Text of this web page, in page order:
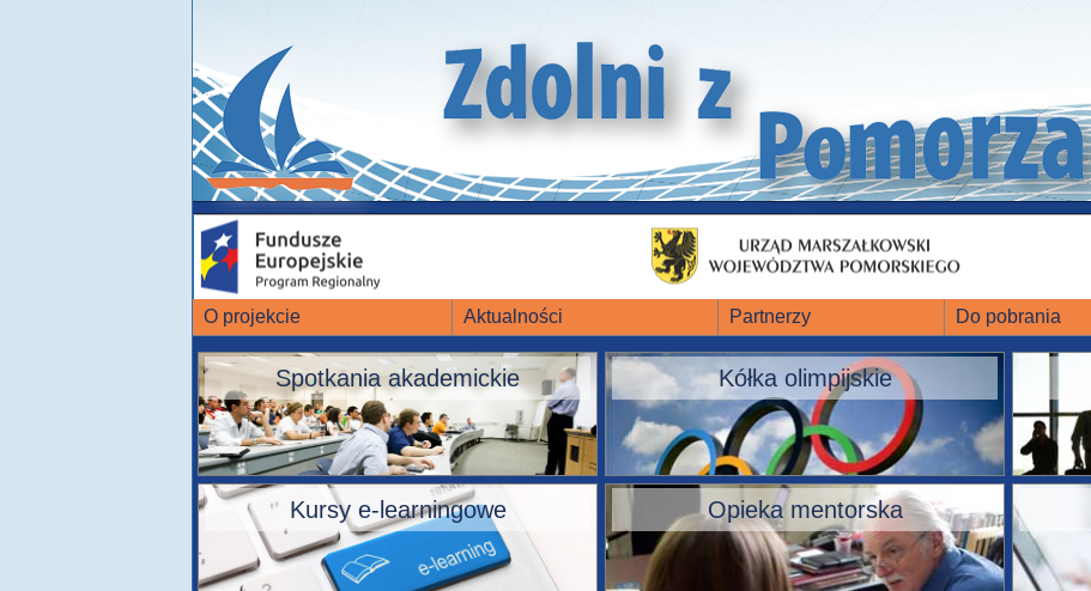
O projekcie Aktualności Partnerzy Do pobrania
Spotkania akademickie Kółka olimpijskie
Kursy e-learningowe Opieka mentorska